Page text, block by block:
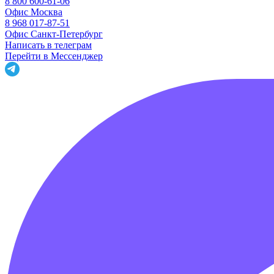
Как купить
Доставка и оплатаОбмен и возврат товара
Контакты
Забота о жемчуге
Как ухаживать
8 968 017-87-51
Офис Санкт-Петербург
Написать в телеграм
Перейти в Мессенджер